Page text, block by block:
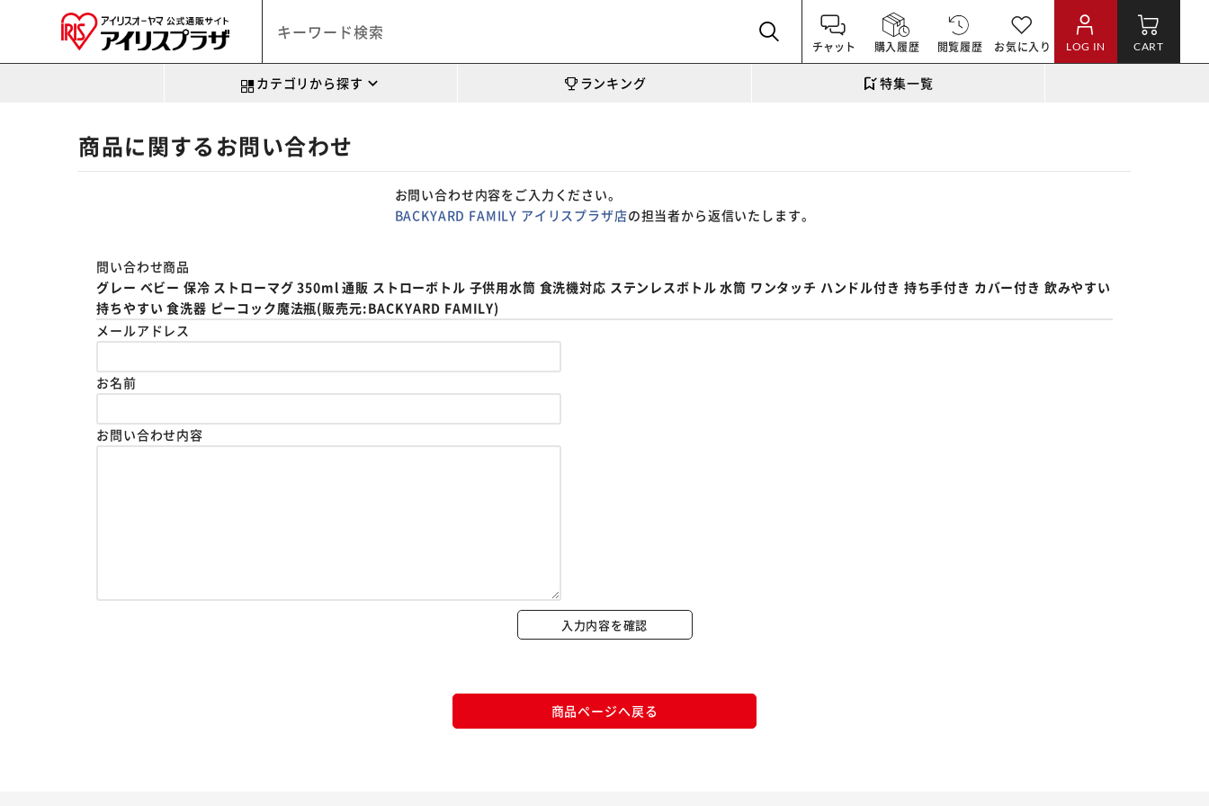
チャット 購入履歴 閲覧履歴 お気に入り LOG IN CART
カテゴリから探す ランキング 特集一覧
商品に関するお問い合わせ
お問い合わせ内容をご入力ください。
BACKYARD FAMILY アイリスプラザ店の担当者から返信いたします。
問い合わせ商品
グレー ベビー 保冷 ストローマグ 350ml 通販 ストローボトル 子供用水筒 食洗機対応 ステンレスボトル 水筒 ワンタッチ ハンドル付き 持ち手付き カバー付き 飲みやすい
持ちやすい 食洗器 ピーコック魔法瓶(販売元:BACKYARD FAMILY)
メールアドレス
お名前
お問い合わせ内容
入力内容を確認
商品ページへ戻る
カートに入れる